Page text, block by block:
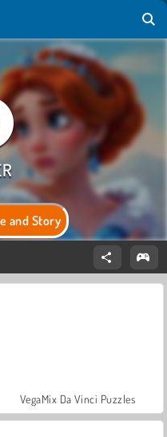
and Story
VegaMix Da Vinci Puzzles